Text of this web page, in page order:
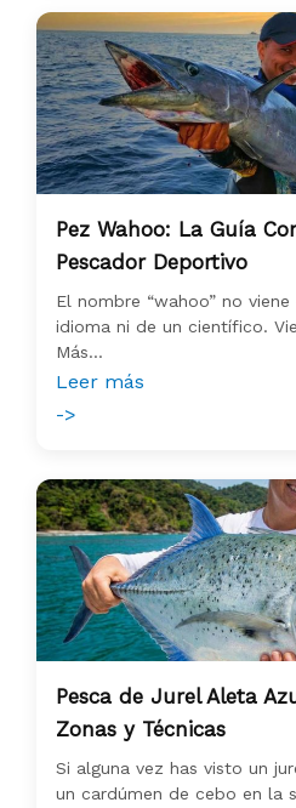
Pez Wahoo: La Guía
Pescador Deportivo
El nombre “wahoo” no
idioma ni de un científico.
Más...
Leer más
->
Pesca de Jurel Aleta
Zonas y Técnicas
Si alguna vez has visto un
un cardúmen de cebo en la